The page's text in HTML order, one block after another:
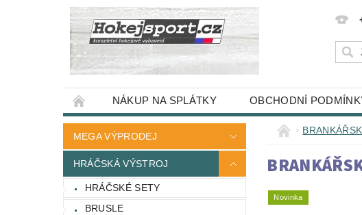
NÁKUP NA SPLÁTKY OBCHODNÍ
MEGA VÝPRODEJ
HRÁČSKÁ VÝSTROJ
HRÁČSKÉ SETY
BRUSLE
Novinka